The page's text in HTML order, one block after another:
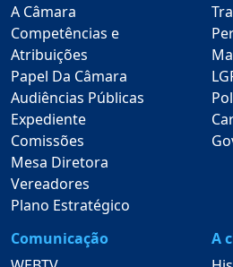
A Câmara
Competências e
Atribuições
Papel Da Câmara
Audiências Públicas
Expediente
Comissões
Mesa Diretora
Vereadores
Plano Estratégico
Comunicação
A